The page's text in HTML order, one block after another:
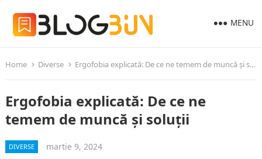
MENU
Home Diverse Ergofobia explicată: De ce ne temem de muncă și soluții
Ergofobia explicată: De ce ne
temem de muncă și soluții
DIVERSE martie 9, 2024